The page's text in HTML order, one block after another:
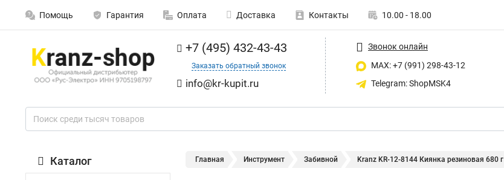
Помощь Гарантия Оплата Доставка Контакты 10.00 - 18.00
+7 (495) 432-43-43
Заказать обратный звонок
info@kr-kupit.ru
Звонок онлайн
MAX: +7 (991) 298-43-12
Telegram: ShopMSK4
Каталог Главная Инструмент Забивной Kranz KR-12-8144 Киянка резиновая 680 г